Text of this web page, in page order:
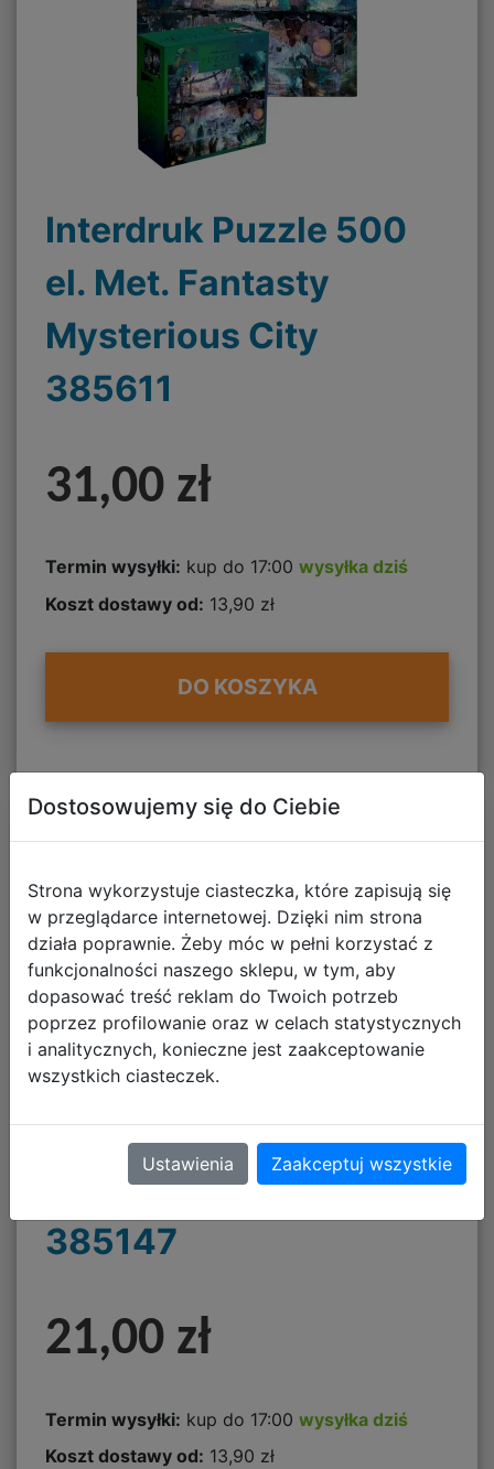
Interdruk Puzzle 500
el. Met. Fantasty
Mysterious City
385611
31,00 zł
Termin wysyłki: kup do 17:00 wysyłka dziś
Koszt dostawy od: 13,90 zł
DO KOSZYKA
Interdruk Puzzle 250
el. Puppy Sign 4
385147
21,00 zł
Termin wysyłki: kup do 17:00 wysyłka dziś
Koszt dostawy od: 13,90 zł
Dostosowujemy się do Ciebie
Strona wykorzystuje ciasteczka, które zapisują się
w przeglądarce internetowej. Dzięki nim strona
działa poprawnie. Żeby móc w pełni korzystać z
funkcjonalności naszego sklepu, w tym, aby
dopasować treść reklam do Twoich potrzeb
poprzez profilowanie oraz w celach statystycznych
i analitycznych, konieczne jest zaakceptowanie
wszystkich ciasteczek.
Ustawienia Zaakceptuj wszystkie